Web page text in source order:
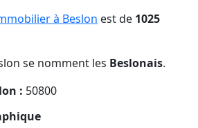
à Beslon est de 1025
se nomment les Beslonais.
: 50800